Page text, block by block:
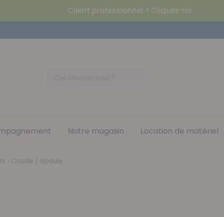
Client professionnel ? Cliquez-ici
Notre magasin Location de matériel
Coude / épaule